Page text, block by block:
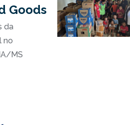
Goods
da
no
MS